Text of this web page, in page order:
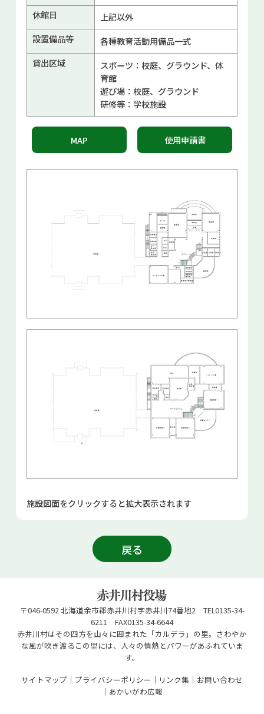
休館日
上記以外
設置備品等
各種教育活動用備品一式
貸出区域
スポーツ：校庭、グラウンド、体
育館
遊び場：校庭、グラウンド
研修等：学校施設
MAP 使用申請書
施設図面をクリックすると拡大表示されます
戻る
〒046-0592 北海道余市郡赤井川村字赤井川74番地2 TEL0135-34-
6211 FAX0135-34-6644
赤井川村はその四方を山々に囲まれた「カルデラ」の里。さわやか
な風が吹き渡るこの里には、人々の情熱とパワーがあふれていま
す。
サイトマップ
プライバシーポリシー リンク集
お問い合わせ
あかいがわ広報